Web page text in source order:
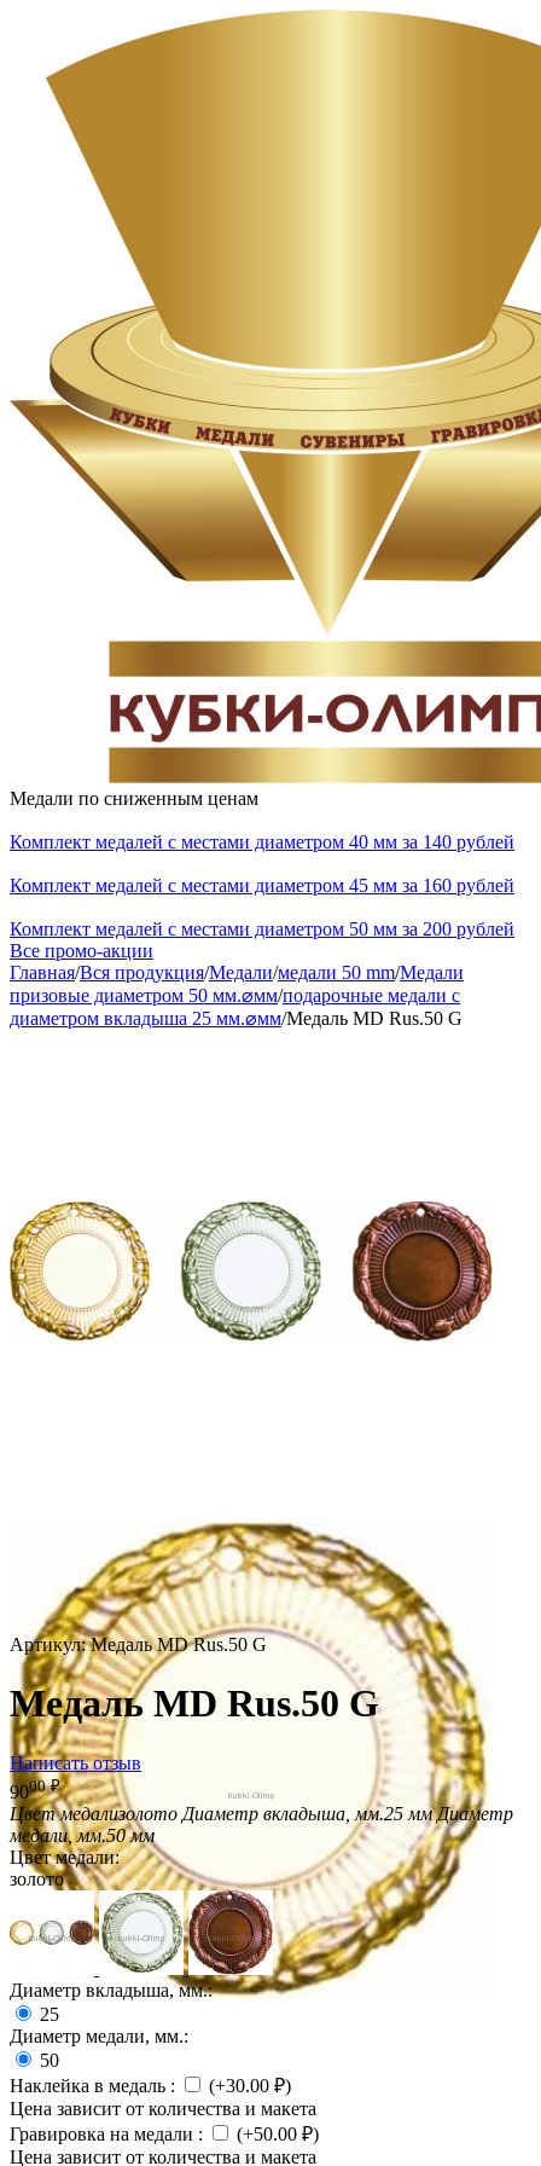
Медали по сниженным ценам
Комплект медалей с местами диаметром 40 мм за 140 рублей
Комплект медалей с местами диаметром 45 мм за 160 рублей
Комплект медалей с местами диаметром 50 мм за 200 рублей
Все промо-акции
Главная/Вся продукция/Медали/медали 50 mm/Медали
призовые диаметром 50 мм.⌀мм/подарочные медали с
диаметром вкладыша 25 мм.⌀мм/Медаль MD Rus.50 G
Артикул: Медаль MD Rus.50 G
Медаль MD Rus.50 G
Написать отзыв
9000 ₽
Цвет медализолото Диаметр вкладыша, мм.25 мм Диаметр
медали, мм.50 мм
Цвет медали:
золото
Диаметр вкладыша, мм.:
25
Диаметр медали, мм.:
50
Наклейка в медаль : (+30.00 ₽)
Цена зависит от количества и макета
Гравировка на медали : (+50.00 ₽)
Цена зависит от количества и макета